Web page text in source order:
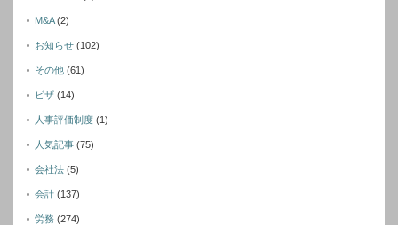
M&A(2)
お知らせ (102)
その他 (61)
ビザ (14)
人事評価制度 (1)
人気記事 (75)
会社法 (5)
会計 (137)
労務 (274)